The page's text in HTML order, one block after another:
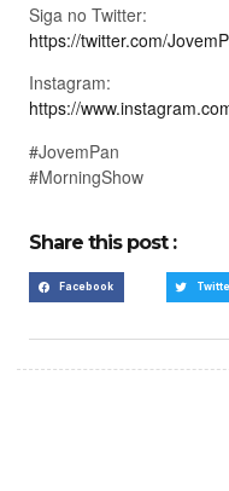
Siga no Twitter:
https://twitter.com/
Instagram:
https://
#JovemPan
#MorningShow
Share this post :
Facebook